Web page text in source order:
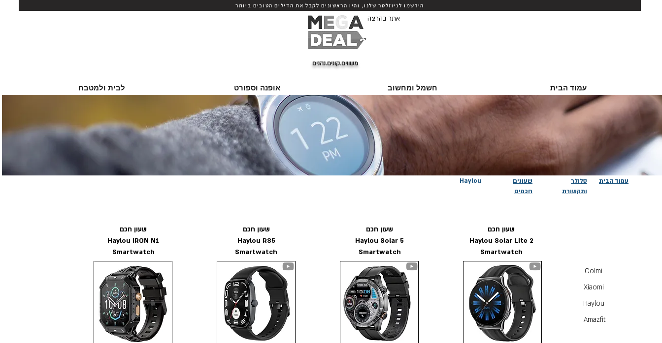
הירשמו לניוזלטר שלנו, והיו הראשונים לקבל את הדילים הטובים ביותר
אתר בהרצה
משווים.קונים.נהנים
עמוד הבית חשמל ומחשוב אופנה וספורט לבית ולמטבח
Haylou
שעונים
חכמים
סלולר
ותקשורת
עמוד הבית
שעון חכם
Haylou IRON N1
Smartwatch
שעון חכם
Haylou RS5
Smartwatch
שעון חכם
Haylou Solar 5
Smartwatch
שעון חכם
Haylou Solar Lite 2
Smartwatch
Colmi
Xiaomi
Haylou
Amazfit